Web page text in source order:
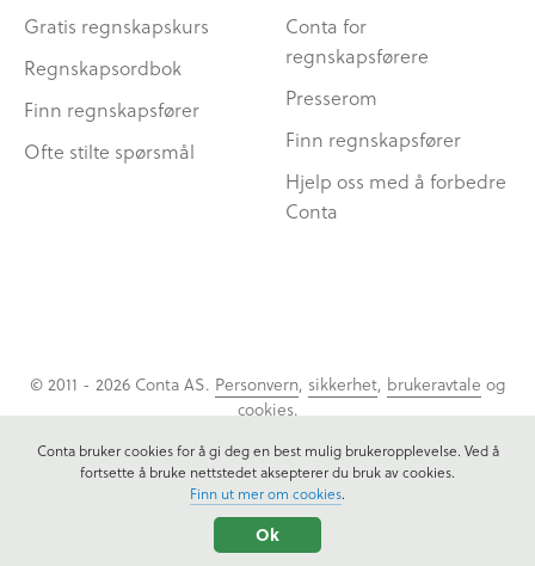
Gratis regnskapskurs
Regnskapsordbok
Finn regnskapsfører
Ofte stilte spørsmål
Conta for
regnskapsførere
Presserom
Finn regnskapsfører
Hjelp oss med å forbedre
Conta
© 2011 - 2026 Conta AS. Personvern, sikkerhet, brukeravtale og
cookies.
Conta bruker cookies for å gi deg en best mulig brukeropplevelse. Ved å
fortsette å bruke nettstedet aksepterer du bruk av cookies.
Finn ut mer om cookies.
Ok